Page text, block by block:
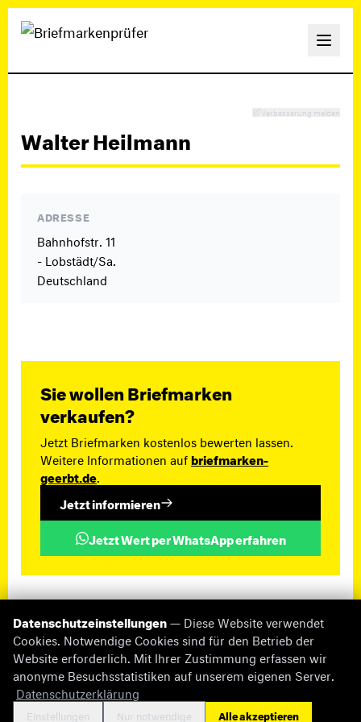
Verbesserung melden
Walter Heilmann
ADRESSE
Bahnhofstr. 11
- Lobstädt/Sa.
Deutschland
Sie wollen Briefmarken
verkaufen?
Jetzt Briefmarken kostenlos bewerten lassen.
Weitere Informationen aufbriefmarken-
geerbt.de
Jetzt informieren
Jetzt Wert per WhatsApp erfahren
© 2026 briefmarken-pruefer.de
Fehlende InformationenImpressumDatenschutz
Cookie-EinstellungenKontakt
Datenschutzeinstellungen— Diese Website verwendet
Cookies. Notwendige Cookies sind für den Betrieb der
Website erforderlich. Mit Ihrer Zustimmung erfassen wir
anonyme Besuchsstatistiken auf unserem eigenen Server.
Datenschutzerklärung
Einstellungen Nur notwendige Alle akzeptieren